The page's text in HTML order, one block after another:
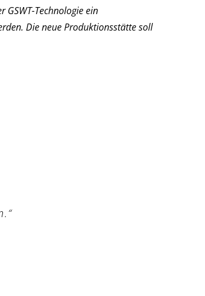
GSWT-Technologie ein
Die neue Produktionsstätte soll